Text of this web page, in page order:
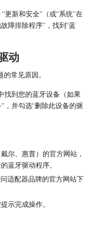
更新和安全”（或“系统”在
障排除程序”，找到“蓝
动
常见原因。
找到您的蓝牙设备（如果
，并勾选“删除此设备的驱
尔、惠普）的官方网站，
蓝牙驱动程序。
适配器品牌的官方网站下
示完成操作。